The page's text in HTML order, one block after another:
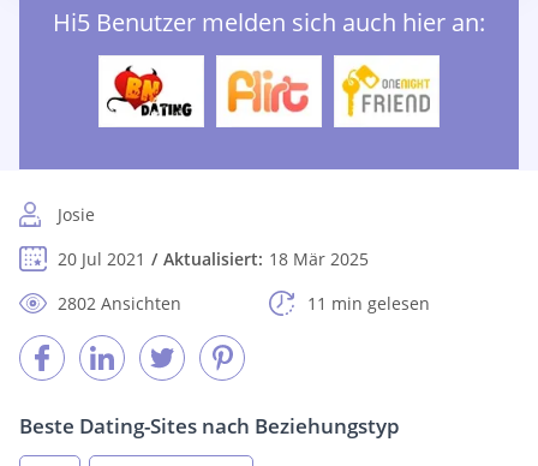
Hi5 Benutzer melden sich auch hier an:
Josie
20 Jul 2021
Aktualisiert: 18 Mär 2025
2802 Ansichten
11 min gelesen
Beste Dating-Sites nach Beziehungstyp